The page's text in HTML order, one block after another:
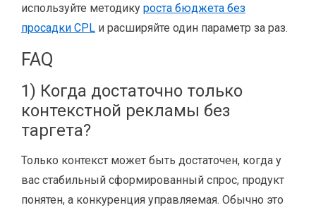
используйте методику роста бюджета без
просадки CPL и расширяйте один параметр за раз.
FAQ
1) Когда достаточно только
контекстной рекламы без
таргета?
Только контекст может быть достаточен, когда у
вас стабильный сформированный спрос, продукт
понятен, а конкуренция управляемая. Обычно это